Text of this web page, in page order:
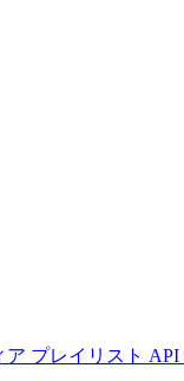
ア プレイリスト API